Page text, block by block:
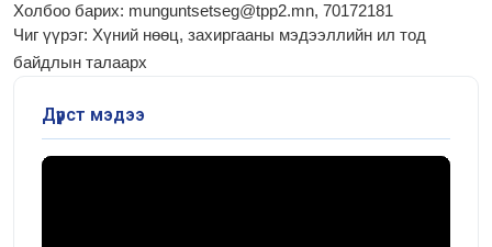
Холбоо барих: munguntsetseg@tpp2.mn, 70172181
Чиг үүрэг: Хүний нөөц, захиргааны мэдээллийн ил тод
байдлын талаарх
Дүрст мэдээ